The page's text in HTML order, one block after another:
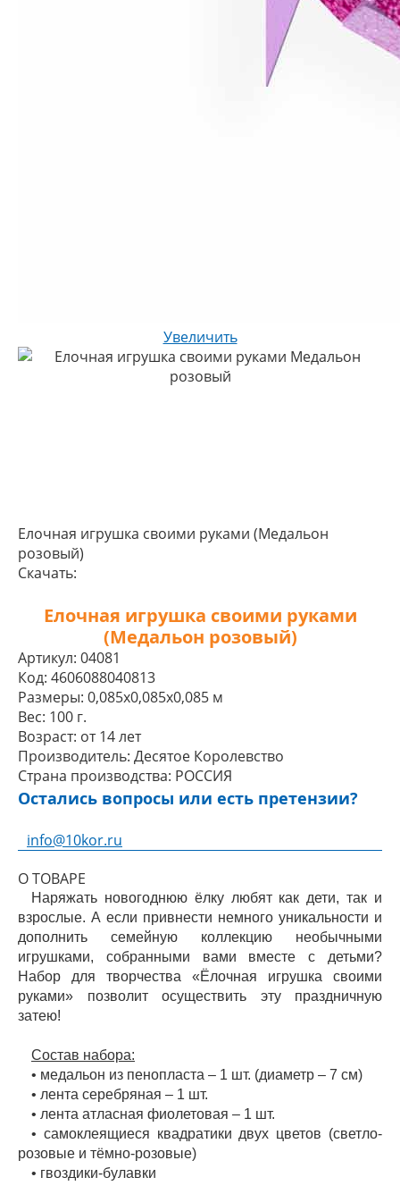
Увеличить
Елочная игрушка своими руками (Медальон
розовый)
Скачать:
Елочная игрушка своими руками
(Медальон розовый)
Артикул: 04081
Код: 4606088040813
Размеры: 0,085x0,085x0,085 м
Вес: 100 г.
Возраст: от 14 лет
Производитель: Десятое Королевство
Страна производства: РОССИЯ
Остались вопросы или есть претензии?
info@10kor.ru
О ТОВАРЕ
Наряжать новогоднюю ёлку любят как дети, так и
взрослые. А если привнести немного уникальности и
дополнить семейную коллекцию необычными
игрушками, собранными вами вместе с детьми?
Набор для творчества «Ёлочная игрушка своими
руками» позволит осуществить эту праздничную
затею!
Состав набора:
• медальон из пенопласта – 1 шт. (диаметр – 7 см)
• лента серебряная – 1 шт.
• лента атласная фиолетовая – 1 шт.
• самоклеящиеся квадратики двух цветов (светло-
розовые и тёмно-розовые)
• гвоздики-булавки